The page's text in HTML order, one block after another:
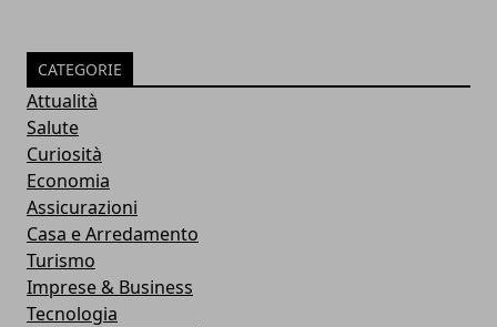
CATEGORIE
Attualità
Salute
Curiosità
Economia
Assicurazioni
Casa e Arredamento
Turismo
Imprese & Business
Tecnologia